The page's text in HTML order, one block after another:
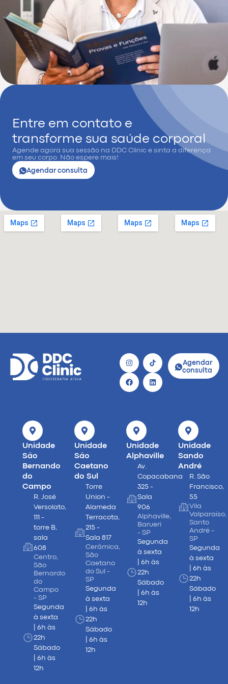
Entre em contato e
transforme sua saúde corporal
Agende agora sua sessão na DDC Clinic e sinta a diferença
em seu corpo. Não espere mais!
Agendar consulta
Agendar
consulta
Unidade
São
Bernando
do
Campo
R. José
Versolato,
111 -
torre B,
sala
608
Centro,
São
Bernardo
do
Campo
- SP
Segunda
à sexta
| 6h às
22h
Sábado
| 6h às
12h
Unidade
São
Caetano
do Sul
Torre
Union -
Alameda
Terracota,
215 -
Sala 817
Cerâmica,
São
Caetano
do Sul -
SP
Segunda
à sexta
| 6h às
22h
Sábado
| 6h às
12h
Unidade
Alphaville
Av.
Copacabana
325 -
Sala
906
Alphaville,
Barueri
- SP
Segunda
à sexta
| 6h às
22h
Sábado
| 6h às
12h
Unidade
Sando
André
R. São
Francisco,
55
Vila
Valparaíso,
Santo
André -
SP
Segunda
à sexta
| 6h às
22h
Sábado
| 6h às
12h